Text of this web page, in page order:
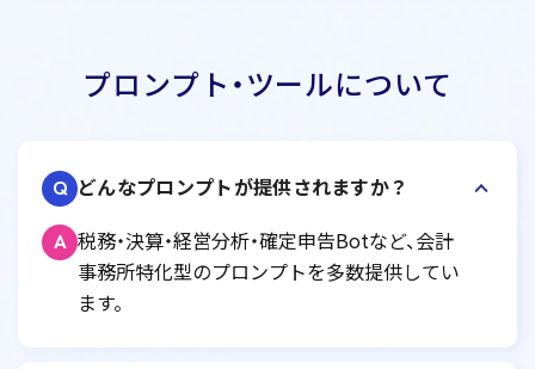
プロンプト・ツールについて
Q どんなプロンプトが提供されますか？
A 税務・決算・経営分析・確定申告Botなど、会計
事務所特化型のプロンプトを多数提供してい
ます。